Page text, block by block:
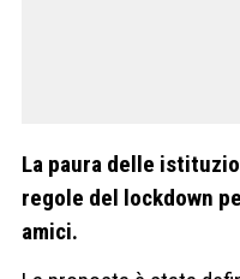
La paura delle
regole del lockdown
amici.